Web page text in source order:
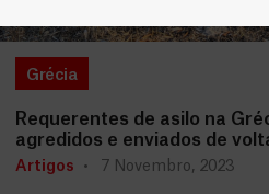
Grécia
Requerentes de asilo na
agredidos e enviados de
Artigos 7 Novembro, 2023